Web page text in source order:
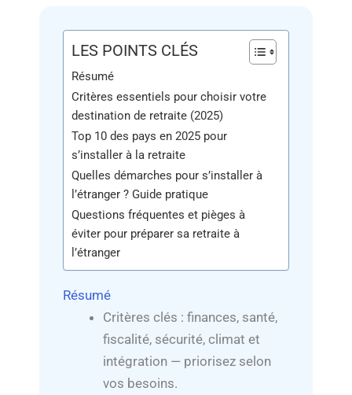
LES POINTS CLÉS
Résumé
Critères essentiels pour choisir votre
destination de retraite (2025)
Top 10 des pays en 2025 pour
s’installer à la retraite
Quelles démarches pour s’installer à
l’étranger ? Guide pratique
Questions fréquentes et pièges à
éviter pour préparer sa retraite à
l’étranger
Résumé
Critères clés : finances, santé,
fiscalité, sécurité, climat et
intégration — priorisez selon
vos besoins.